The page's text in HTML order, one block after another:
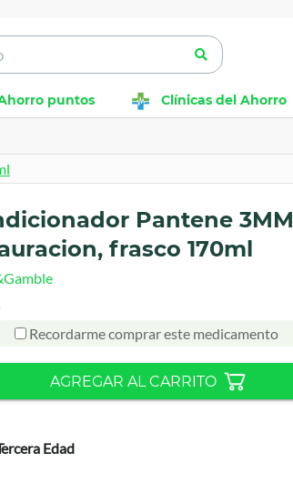
puntos Clínicas del Ahorro
Pantene 3MM
frasco 170ml
Recordarme comprar este medicamento
AGREGAR AL CARRITO
Edad